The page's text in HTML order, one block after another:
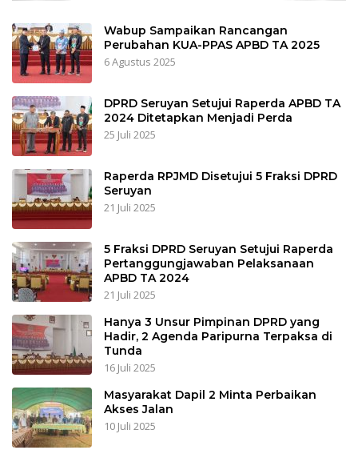
Wabup Sampaikan Rancangan
Perubahan KUA-PPAS APBD TA 2025
6 Agustus 2025
DPRD Seruyan Setujui Raperda APBD TA
2024 Ditetapkan Menjadi Perda
25 Juli 2025
Raperda RPJMD Disetujui 5 Fraksi DPRD
Seruyan
21 Juli 2025
5 Fraksi DPRD Seruyan Setujui Raperda
Pertanggungjawaban Pelaksanaan
APBD TA 2024
21 Juli 2025
Hanya 3 Unsur Pimpinan DPRD yang
Hadir, 2 Agenda Paripurna Terpaksa di
Tunda
16 Juli 2025
Masyarakat Dapil 2 Minta Perbaikan
Akses Jalan
10 Juli 2025